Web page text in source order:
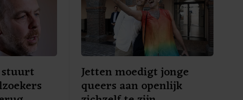
Jetten moedigt jonge
queers aan openlijk